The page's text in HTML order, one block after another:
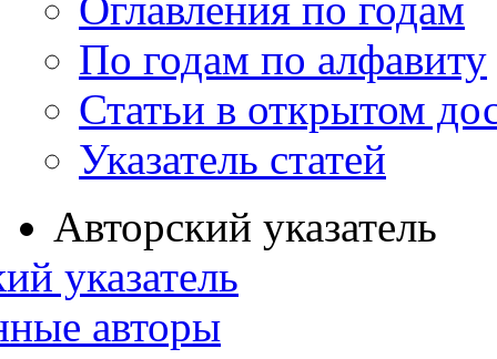
Оглавления по годам
По годам по алфавиту
Статьи в открытом
Указатель статей
Авторский указатель
указатель
авторы